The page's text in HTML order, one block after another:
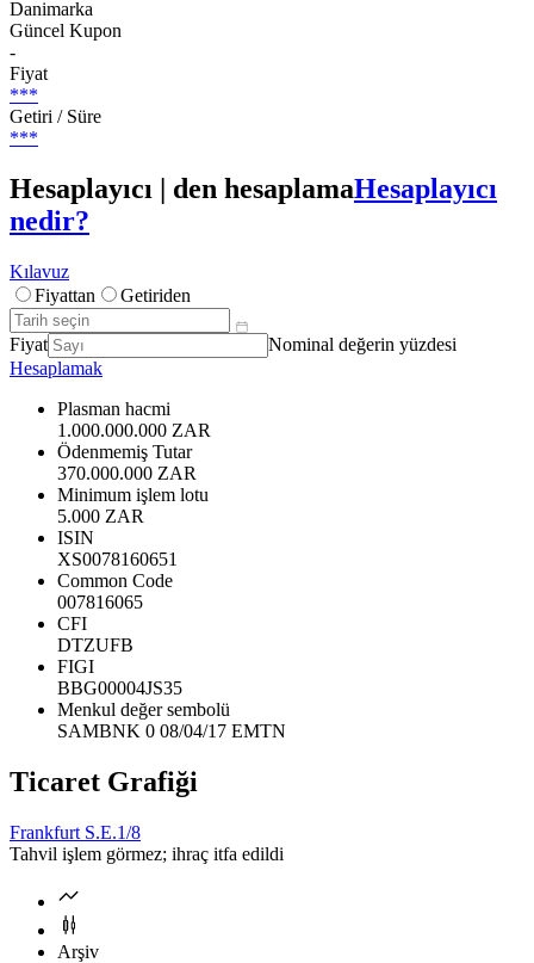
Danimarka
Güncel Kupon
-
Fiyat
***
Getiri / Süre
***
Hesaplayıcı | den hesaplamaHesaplayıcı
nedir?
Kılavuz
Fiyattan
Getiriden
Fiyat
Nominal değerin yüzdesi
Hesaplamak
Plasman hacmi
1.000.000.000 ZAR
Ödenmemiş Tutar
370.000.000 ZAR
Minimum işlem lotu
5.000 ZAR
ISIN
XS0078160651
Common Code
007816065
CFI
DTZUFB
FIGI
BBG00004JS35
Menkul değer sembolü
SAMBNK 0 08/04/17 EMTN
Ticaret Grafiği
Frankfurt S.E.1/8
Tahvil işlem görmez; ihraç itfa edildi
Arşiv